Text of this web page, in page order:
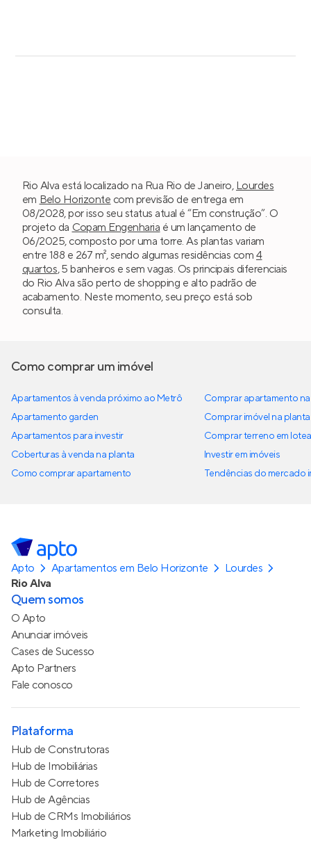
Rio Alva está localizado na Rua Rio de Janeiro, Lourdes
em Belo Horizonte com previsão de entrega em
08/2028, por isso seu status atual é “Em construção”. O
projeto da Copam Engenharia é um lançamento de
06/2025, composto por uma torre. As plantas variam
entre 188 e 267 m², sendo algumas residências com 4
quartos, 5 banheiros e sem vagas. Os principais diferenciais
do Rio Alva são perto de shopping e alto padrão de
acabamento. Neste momento, seu preço está sob
consulta.
Como comprar um imóvel
Apartamentos à venda próximo ao Metrô
Apartamento garden
Apartamentos para investir
Coberturas à venda na planta
Como comprar apartamento
Comprar apartamento
Comprar imóvel na planta
Comprar terreno em
Investir em imóveis
Tendências do mercado
Apto Apartamentos em Belo Horizonte
Lourdes
Rio Alva
Quem somos
O Apto
Anunciar imóveis
Cases de Sucesso
Apto Partners
Fale conosco
Plataforma
Hub de Construtoras
Hub de Imobiliárias
Hub de Corretores
Hub de Agências
Hub de CRMs Imobiliários
Marketing Imobiliário